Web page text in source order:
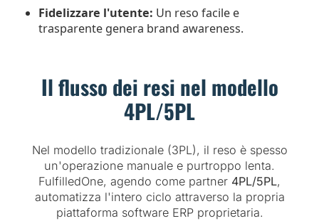
Fidelizzare l'utente: Un reso facile e
trasparente genera brand awareness.
Il flusso dei resi nel modello
4PL/5PL
Nel modello tradizionale (3PL), il reso è spesso
un'operazione manuale e purtroppo lenta.
FulfilledOne, agendo come partner 4PL/5PL,
automatizza l'intero ciclo attraverso la propria
piattaforma software ERP proprietaria.